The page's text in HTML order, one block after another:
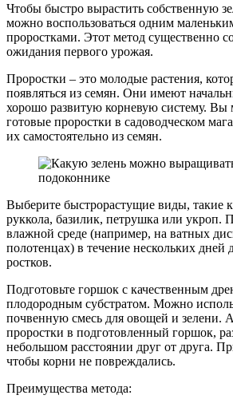
Чтобы быстро вырастить собственную
можно воспользоваться одним
проростками. Этот метод существенно
ожидания первого урожая.
Проростки – это молодые растения,
появляться из семян. Они имеют
хорошо развитую корневую систему. Вы
готовые проростки в садоводческом
их самостоятельно из семян.
Выберите быстрорастущие виды, такие
руккола, базилик, петрушка или укроп.
влажной среде (например, на ватных
полотенцах) в течение нескольких дней
ростков.
Подготовьте горшок с качественным
плодородным субстратом. Можно
почвенную смесь для овощей и зелени.
проростки в подготовленный горшок,
небольшом расстоянии друг от друга.
чтобы корни не повреждались.
Преимущества метода: